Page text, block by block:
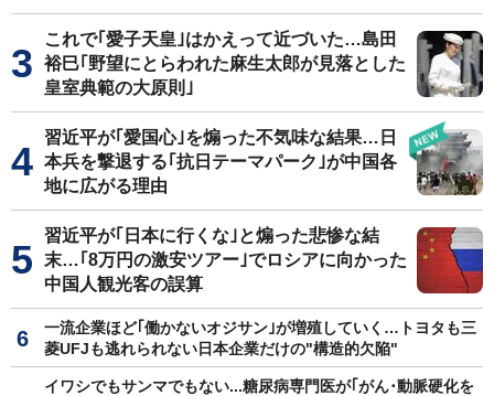
これで｢愛子天皇｣はかえって近づいた…島田
裕巳｢野望にとらわれた麻生太郎が見落とした
皇室典範の大原則｣
習近平が｢愛国心｣を煽った不気味な結果…日
本兵を撃退する｢抗日テーマパーク｣が中国各
地に広がる理由
習近平が｢日本に行くな｣と煽った悲惨な結
末…｢8万円の激安ツアー｣でロシアに向かった
中国人観光客の誤算
一流企業ほど｢働かないオジサン｣が増殖していく…トヨタも三
菱UFJも逃れられない日本企業だけの"構造的欠陥"
イワシでもサンマでもない...糖尿病専門医が｢がん･動脈硬化を